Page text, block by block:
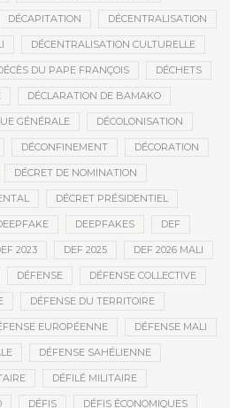
DÉCAPITATION DÉCENTRALISATION
DÉCENTRALISATION CULTURELLE
DU PAPE FRANÇOIS DÉCHETS
DÉCLARATION DE BAMAKO
GÉNÉRALE DÉCOLONISATION
DÉCONFINEMENT DÉCORATION
DÉCRET DE NOMINATION
DÉCRET PRÉSIDENTIEL
DEEPFAKES DEF
2023 DEF 2025 DEF 2026 MALI
DÉFENSE DÉFENSE COLLECTIVE
DÉFENSE DU TERRITOIRE
EUROPÉENNE DÉFENSE MALI
DÉFENSE SAHÉLIENNE
DÉFILÉ MILITAIRE
DÉFIS DÉFIS ÉCONOMIQUES